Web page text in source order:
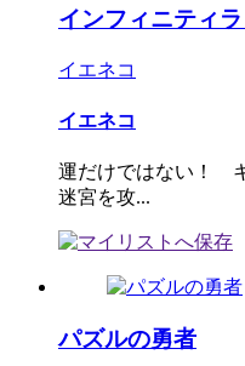
インフィニティ
イエネコ
イエネコ
運だけではない！
迷宮を攻...
パズルの勇者